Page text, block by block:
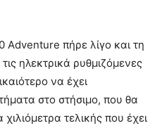
πήρε λίγο και τη
ηλεκτρικά ρυθμιζόμενες
να έχει
στο στήσιμο, που θα
τελικής που έχει